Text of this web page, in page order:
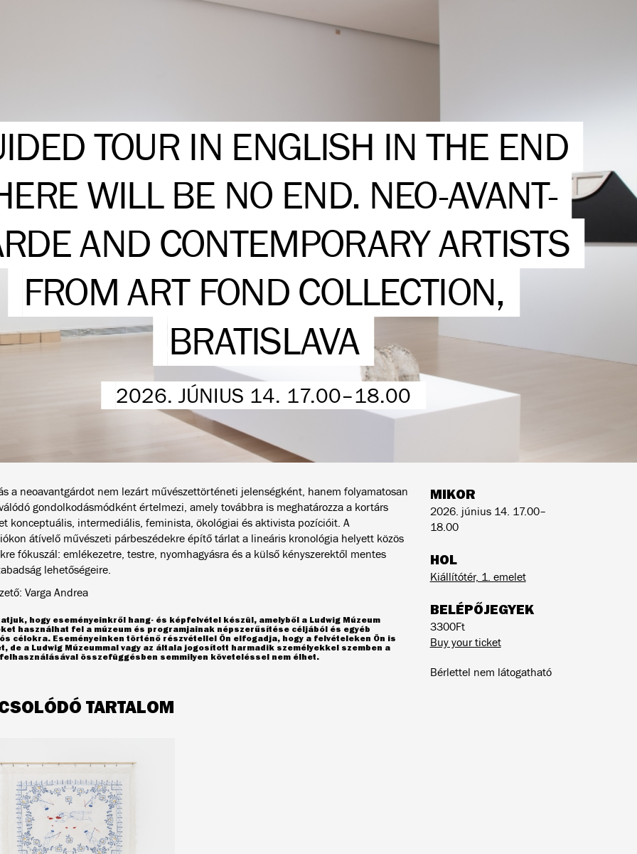
TOUR IN ENGLISH IN THE END
WILL BE NO END. NEO-AVANT-
AND CONTEMPORARY ARTISTS
FROM ART FOND COLLECTION,
BRATISLAVA
2026. JÚNIUS 14. 17.00–18.00
MIKOR
2026. június 14. 17.00–
18.00
HOL
Kiállítótér, 1. emelet
BELÉPŐJEGYEK
3300Ft
Buy your ticket
Bérlettel nem látogatható
a neoavantgárdot nem lezárt művészettörténeti jelenségként, hanem folyamatosan
gondolkodásmódként értelmezi, amely továbbra is meghatározza a kortárs
konceptuális, intermediális, feminista, ökológiai és aktivista pozícióit. A
átívelő művészeti párbeszédekre építő tárlat a lineáris kronológia helyett közös
fókuszál: emlékezetre, testre, nyomhagyásra és a külső kényszerektől mentes
lehetőségeire.
Varga Andrea
hogy eseményeinkről hang- és képfelvétel készül, amelyből a Ludwig Múzeum
használhat fel a múzeum és programjainak népszerűsítése céljából és egyéb
célokra. Eseményeinken történő részvétellel Ön elfogadja, hogy a felvételeken Ön is
de a Ludwig Múzeummal vagy az általa jogosított harmadik személyekkel szemben a
összefüggésben semmilyen követeléssel nem élhet.
TARTALOM